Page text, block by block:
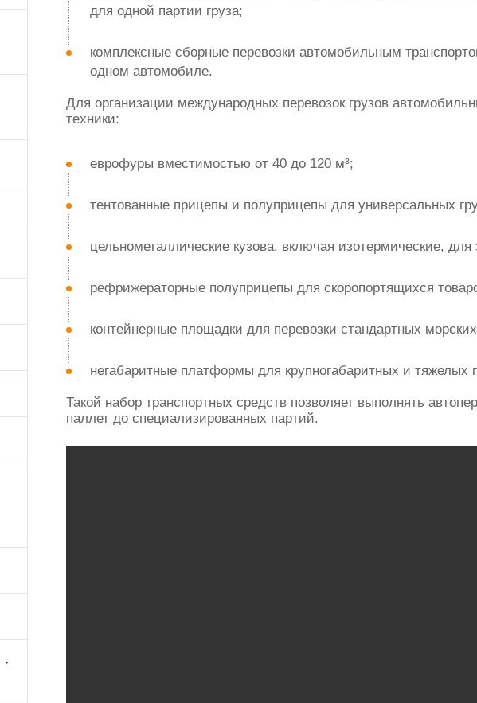
для одной партии груза;
комплексные сборные перевозки автомобильным
одном автомобиле.
Для организации международных перевозок грузов
техники:
еврофуры вместимостью от 40 до 120 м³;
тентованные прицепы и полуприцепы для универсальных
цельнометаллические кузова, включая изотермические,
рефрижераторные полуприцепы для скоропортящихся
контейнерные площадки для перевозки стандартных
негабаритные платформы для крупногабаритных и тяжелых
Такой набор транспортных средств позволяет выполнять
паллет до специализированных партий.